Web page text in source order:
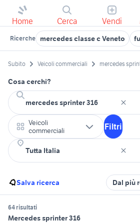
Home Cerca Vendi
Ricerche mercedes classe c Veneto
Subito Veicoli commerciali mercedes
Cosa cerchi?
Veicoli
commerciali
Filtri
Salva ricerca Dal più
64 risultati
Mercedes sprinter 316